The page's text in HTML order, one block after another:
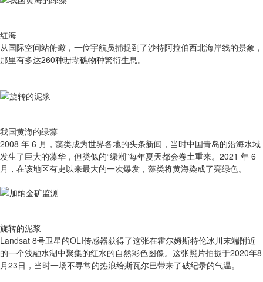
红海
从国际空间站俯瞰，一位宇航员捕捉到了沙特阿拉伯西北海岸线的景象，
那里有多达260种珊瑚礁物种繁衍生息。
我国黄海的绿藻
2008 年 6 月，藻类成为世界各地的头条新闻，当时中国青岛的沿海水域
发生了巨大的藻华，但类似的“绿潮”每年夏天都会卷土重来。2021 年 6
月，在该地区有史以来最大的一次爆发，藻类将黄海染成了亮绿色。
旋转的泥浆
Landsat 8号卫星的OLI传感器获得了这张在霍尔姆斯特伦冰川末端附近
的一个浅融水湖中聚集的红水的自然彩色图像。这张照片拍摄于2020年8
月23日，当时一场不寻常的热浪给斯瓦尔巴带来了破纪录的气温。